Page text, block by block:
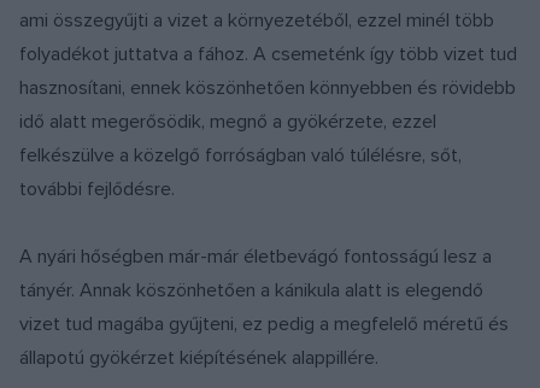
ami összegyűjti a vizet a környezetéből, ezzel minél több
folyadékot juttatva a fához. A csemeténk így több vizet tud
hasznosítani, ennek köszönhetően könnyebben és rövidebb
idő alatt megerősödik, megnő a gyökérzete, ezzel
felkészülve a közelgő forróságban való túlélésre, sőt,
további fejlődésre.
A nyári hőségben már-már életbevágó fontosságú lesz a
tányér. Annak köszönhetően a kánikula alatt is elegendő
vizet tud magába gyűjteni, ez pedig a megfelelő méretű és
állapotú gyökérzet kiépítésének alappillére.